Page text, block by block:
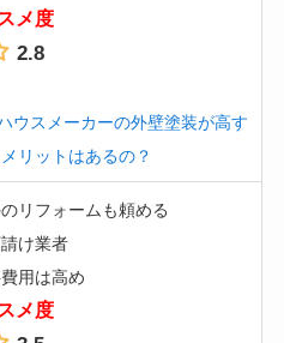
メ度
2.8
ウスメーカーの外壁塗装が高す
リットはあるの？
リフォームも頼める
け業者
用は高め
メ度